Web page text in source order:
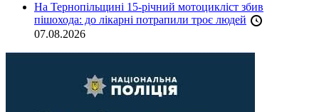
На Тернопільщині 15-річний мотоцикліст збив
пішохода: до лікарні потрапили троє людей
07.08.2026